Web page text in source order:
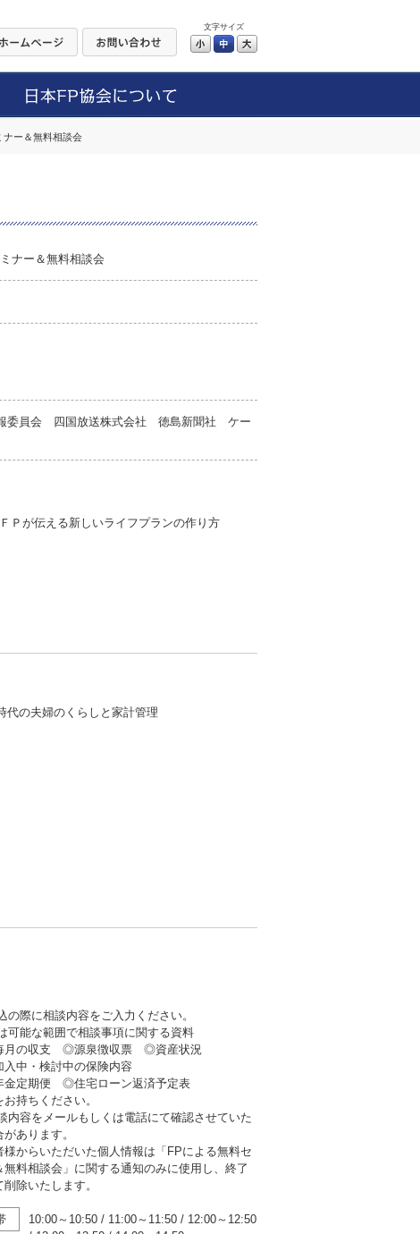
文字サイズ
小 中
ー＆無料相談会
ナー＆無料相談会
員会 四国放送株式会社 徳島新聞社 ケー
Ｐが伝える新しいライフプランの作り方
の夫婦のくらしと家計管理
際に相談内容をご入力ください。
可能な範囲で相談事項に関する資料
収支 ◎源泉徴収票 ◎資産状況
・検討中の保険内容
期便 ◎住宅ローン返済予定表
持ちください。
内容をメールもしくは電話にて確認させていた
あります。
からいただいた個人情報は「FPによる無料セ
無料相談会」に関する通知のみに使用し、終了
除いたします。
10:00～10:50 / 11:00～11:50 / 12:00～12:50